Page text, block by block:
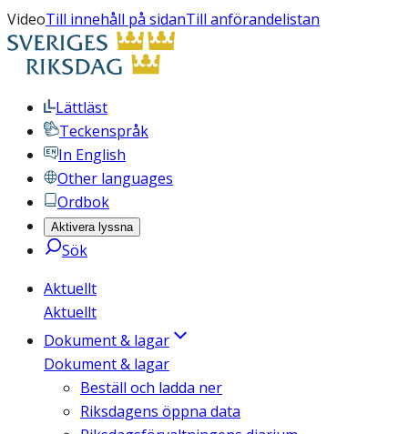
VideoTill innehåll på sidanTill anförandelistan
Lättläst
Teckenspråk
In English
Other languages
Ordbok
Aktivera lyssna
Sök
Aktuellt
Aktuellt
Dokument & lagar
Dokument & lagar
Beställ och ladda ner
Riksdagens öppna data